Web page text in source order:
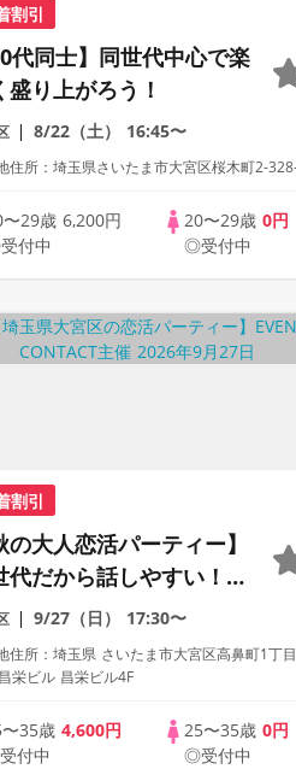
割引
代同士】同世代中心で楽
盛り上がろう！
8/22（土） 16:45〜
住所：埼玉県さいたま市大宮区桜木町2-
29歳 6,200円
付中
20〜29歳0円
◎受付中
割引
の大人恋活パーティー】
代だから話しやすい！1
ークで初心者大歓迎！
絡先自由交換〉〈18名限
9/27（日） 17:30〜
住所：埼玉県 さいたま市大宮区高鼻町1丁目
栄ビル 昌栄ビル4F
〜35歳4,600円
付中
25〜35歳0円
◎受付中